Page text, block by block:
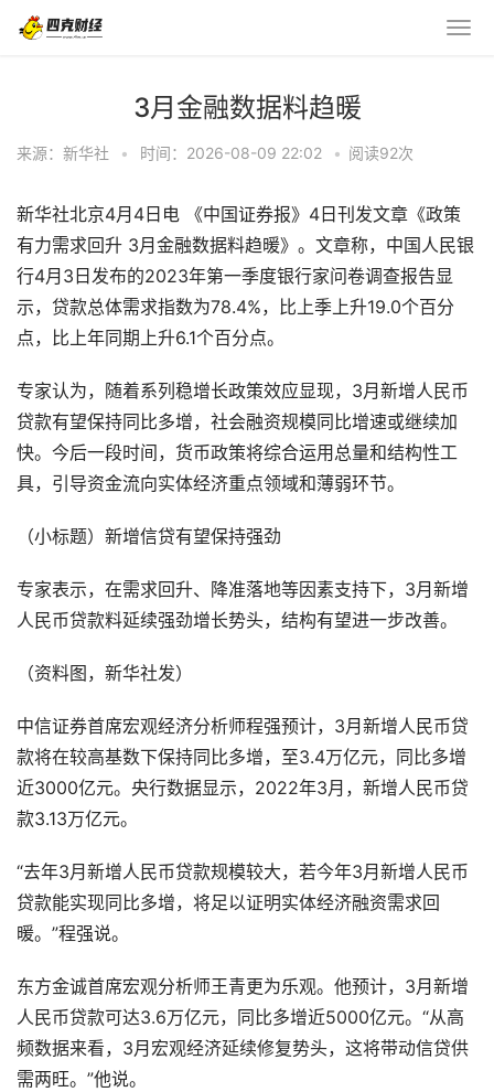
3月金融数据料趋暖
来源：新华社 • 时间：2026-08-09 22:02 • 阅读92次
新华社北京4月4日电 《中国证券报》4日刊发文章《政策
有力需求回升 3月金融数据料趋暖》。文章称，中国人民银
行4月3日发布的2023年第一季度银行家问卷调查报告显
示，贷款总体需求指数为78.4%，比上季上升19.0个百分
点，比上年同期上升6.1个百分点。
专家认为，随着系列稳增长政策效应显现，3月新增人民币
贷款有望保持同比多增，社会融资规模同比增速或继续加
快。今后一段时间，货币政策将综合运用总量和结构性工
具，引导资金流向实体经济重点领域和薄弱环节。
（小标题）新增信贷有望保持强劲
专家表示，在需求回升、降准落地等因素支持下，3月新增
人民币贷款料延续强劲增长势头，结构有望进一步改善。
（资料图，新华社发）
中信证券首席宏观经济分析师程强预计，3月新增人民币贷
款将在较高基数下保持同比多增，至3.4万亿元，同比多增
近3000亿元。央行数据显示，2022年3月，新增人民币贷
款3.13万亿元。
“去年3月新增人民币贷款规模较大，若今年3月新增人民币
贷款能实现同比多增，将足以证明实体经济融资需求回
暖。”程强说。
东方金诚首席宏观分析师王青更为乐观。他预计，3月新增
人民币贷款可达3.6万亿元，同比多增近5000亿元。“从高
频数据来看，3月宏观经济延续修复势头，这将带动信贷供
需两旺。”他说。